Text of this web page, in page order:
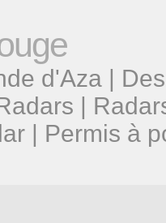
d'Aza |
|
| Permis à